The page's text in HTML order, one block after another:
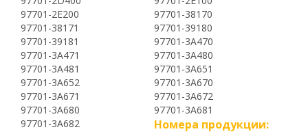
97701-2E200
97701-38170
97701-38171
97701-39180
97701-39181
97701-3A470
97701-3A471
97701-3A480
97701-3A481
97701-3A651
97701-3A652
97701-3A670
97701-3A671
97701-3A672
97701-3A680
97701-3A681
97701-3A682
Номера продукции: